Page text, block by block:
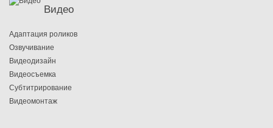
Видео
Адаптация роликов
Озвучивание
Видеодизайн
Видеосъемка
Субтитрирование
Видеомонтаж